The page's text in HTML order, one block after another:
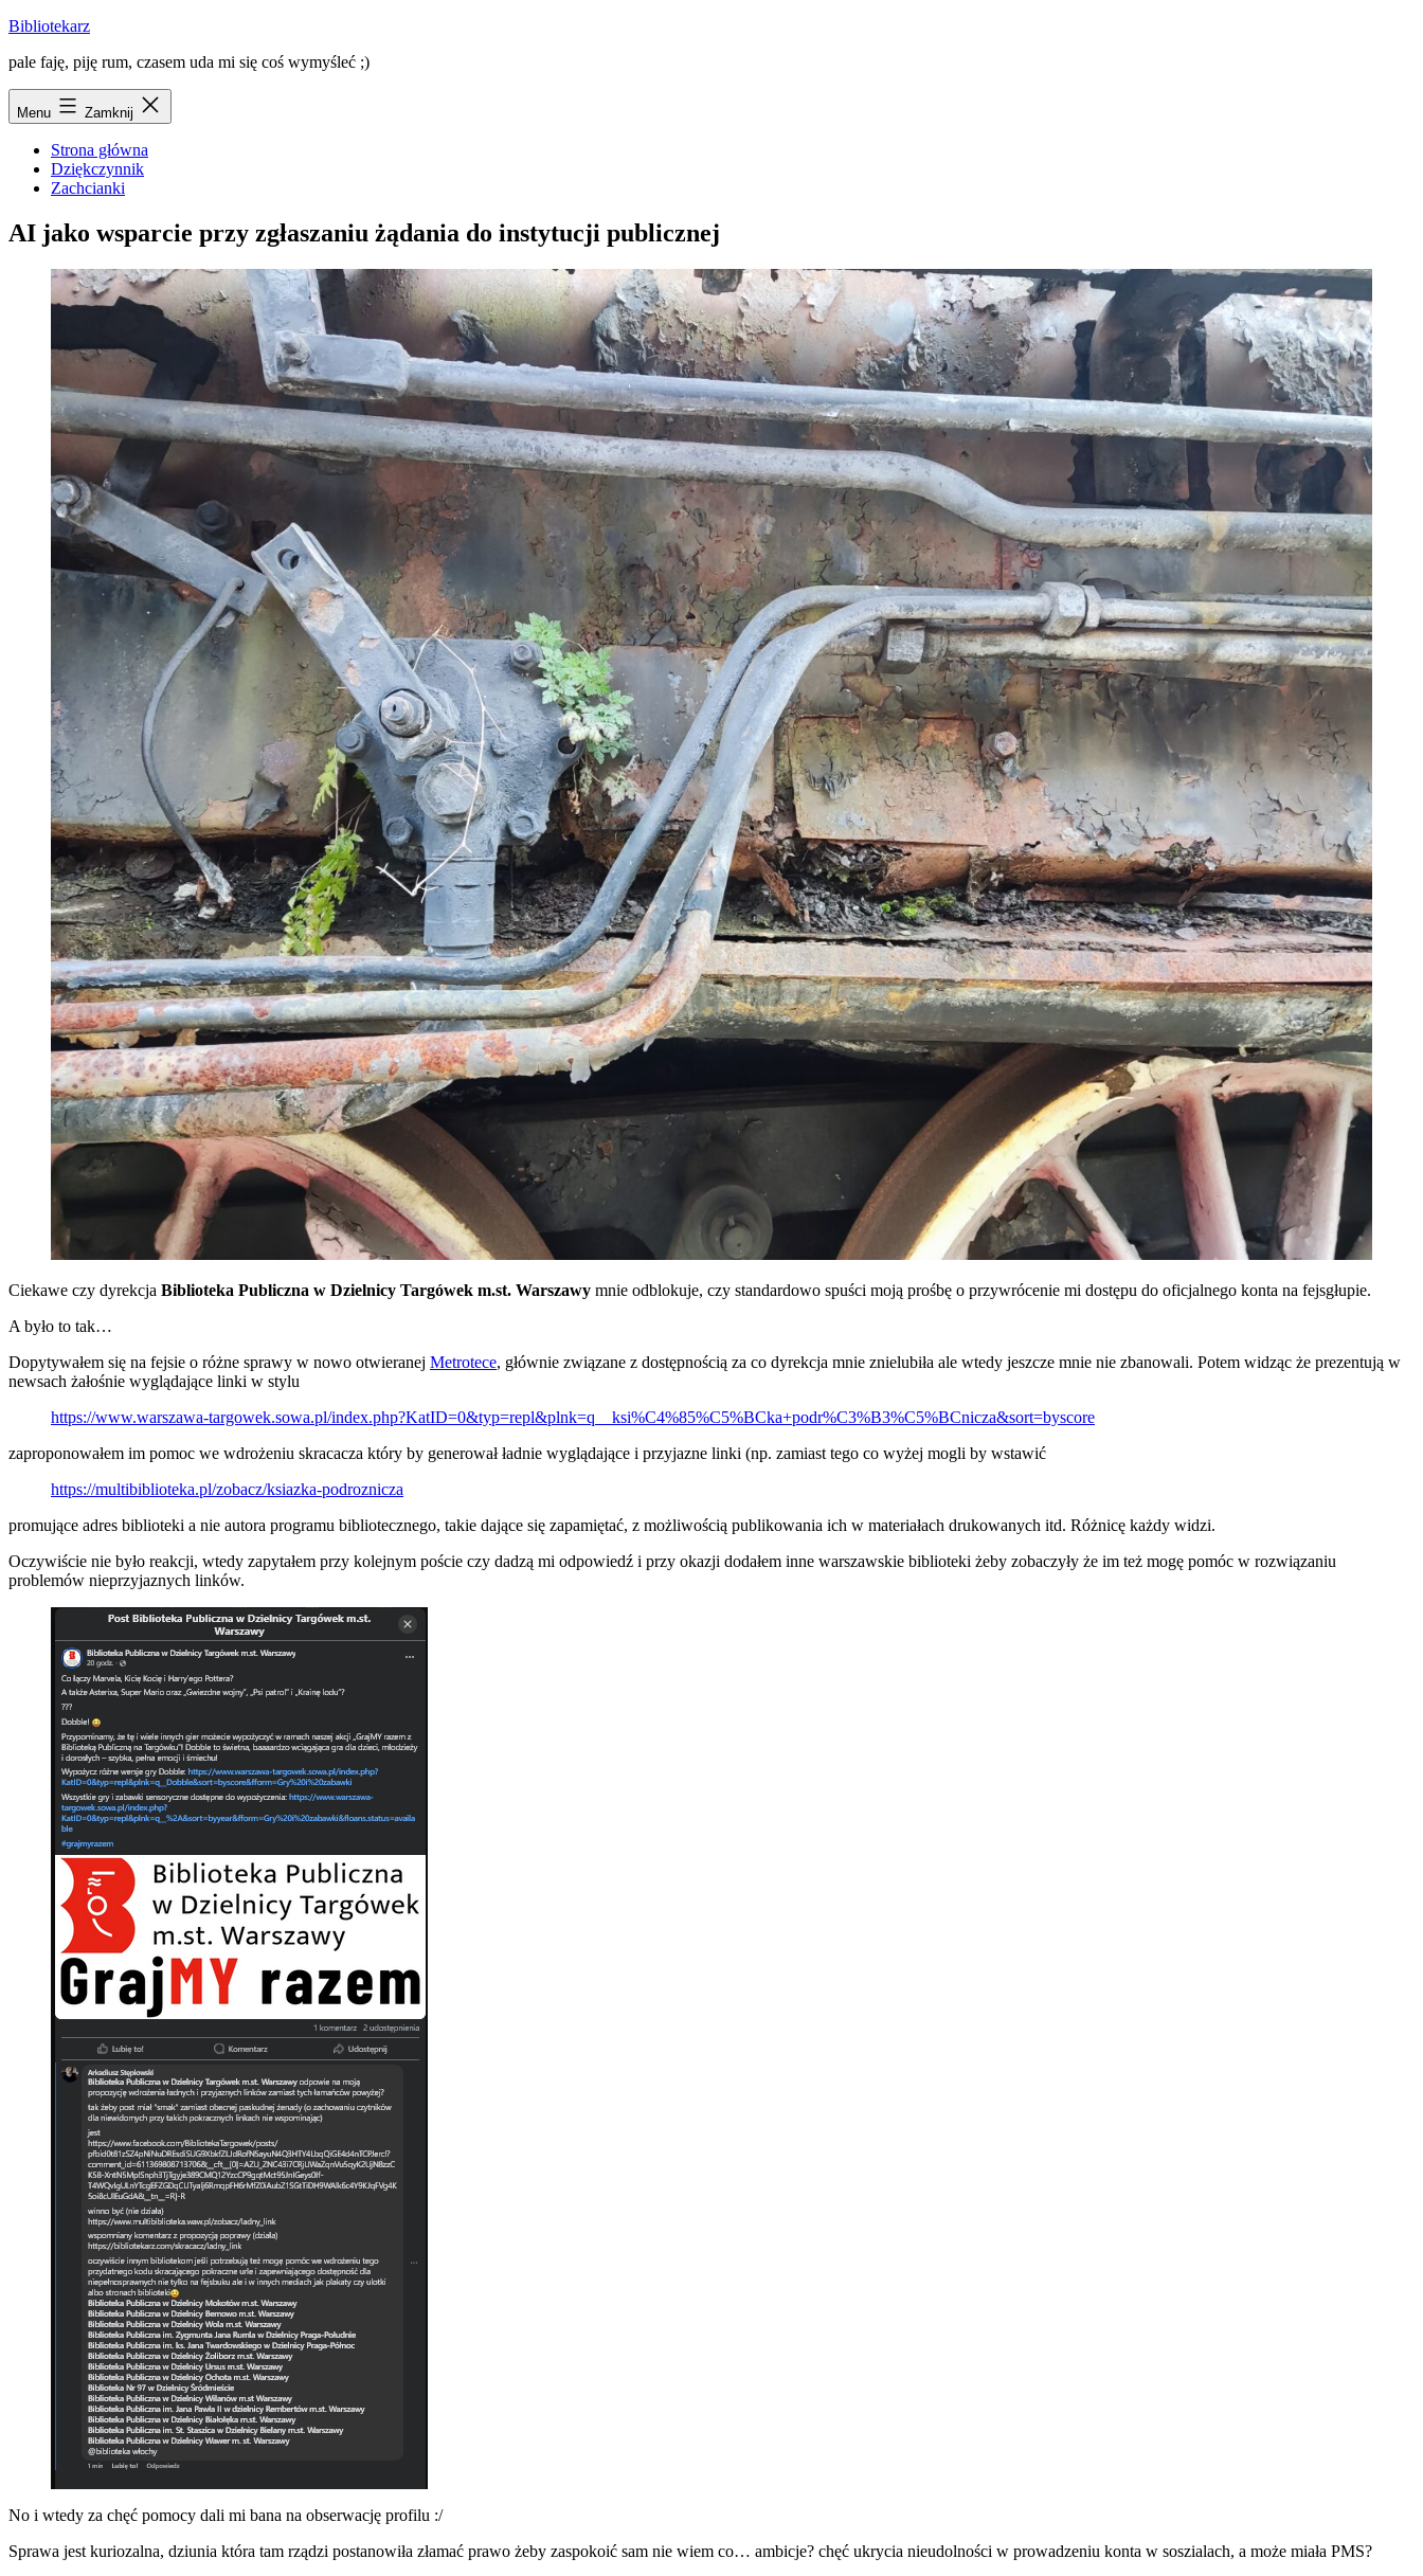
Przejdź
treści
Bibliotekarz
pale faję, piję rum, czasem uda mi się coś wymyśleć ;)
Menu Zamknij
Strona główna
Dziękczynnik
Zachcianki
AI jako wsparcie przy zgłaszaniu żądania do instytucji publicznej
Ciekawe czy dyrekcja Biblioteka Publiczna w Dzielnicy Targówek m.st. Warszawy mnie odblokuje, czy standardowo spuści moją prośbę o przywrócenie mi dostępu do oficjalnego konta na fejsgłupie.
A było to tak…
Dopytywałem się na fejsie o różne sprawy w nowo otwieranej Metrotece, głównie związane z dostępnością za co dyrekcja mnie znielubiła ale wtedy jeszcze mnie nie zbanowali. Potem widząc że prezentują w
newsach żałośnie wyglądające linki w stylu
https://www.warszawa-targowek.sowa.pl/index.php?KatID=0&typ=repl&plnk=q__ksi%C4%85%C5%BCka+podr%C3%B3%C5%BCnicza&sort=byscore
zaproponowałem im pomoc we wdrożeniu skracacza który by generował ładnie wyglądające i przyjazne linki (np. zamiast tego co wyżej mogli by wstawić
https://multibiblioteka.pl/zobacz/ksiazka-podroznicza
promujące adres biblioteki a nie autora programu bibliotecznego, takie dające się zapamiętać, z możliwością publikowania ich w materiałach drukowanych itd. Różnicę każdy widzi.
Oczywiście nie było reakcji, wtedy zapytałem przy kolejnym poście czy dadzą mi odpowiedź i przy okazji dodałem inne warszawskie biblioteki żeby zobaczyły że im też mogę pomóc w rozwiązaniu
problemów nieprzyjaznych linków.
No i wtedy za chęć pomocy dali mi bana na obserwację profilu :/
Sprawa jest kuriozalna, dziunia która tam rządzi postanowiła złamać prawo żeby zaspokoić sam nie wiem co… ambicje? chęć ukrycia nieudolności w prowadzeniu konta w soszialach, a może miała PMS?